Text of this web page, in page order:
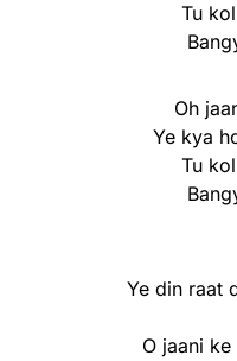
Tu
Oh
Ye kya
Tu
Ye din raat
O jaani